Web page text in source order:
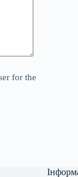
for the